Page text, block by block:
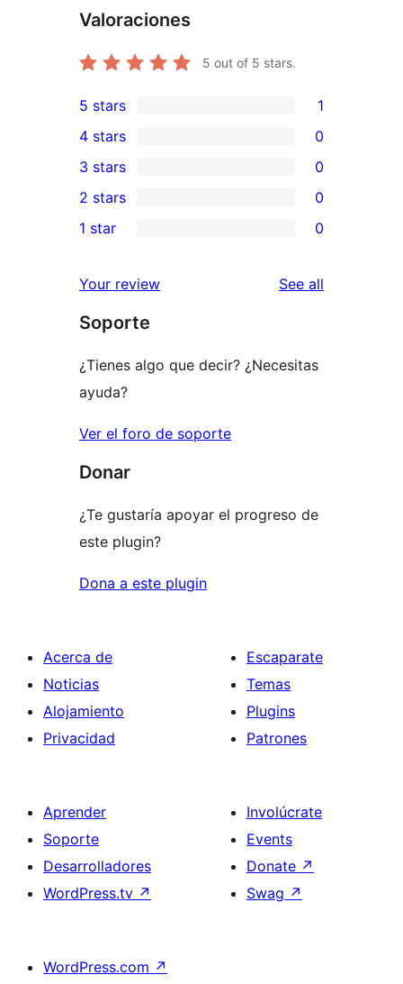
Valoraciones
5 out of 5 stars.
1
5-
star
review
5 stars 1
4-
star
reviews
4 stars 0
0
3-
star
3 stars 0
2-
reviews
2 stars 0
star
reviews
1 star 0
Your review See all
Soporte
¿Tienes algo que decir? ¿Necesitas
ayuda?
Ver el foro de soporte
Donar
¿Te gustaría apoyar el progreso de
este plugin?
Dona a este plugin
Acerca de
Noticias
Alojamiento
Privacidad
Escaparate
Temas
Plugins
Patrones
Aprender
Soporte
Desarrolladores
WordPress.tv ↗
Involúcrate
Events
Donate ↗
Swag ↗
WordPress.com ↗